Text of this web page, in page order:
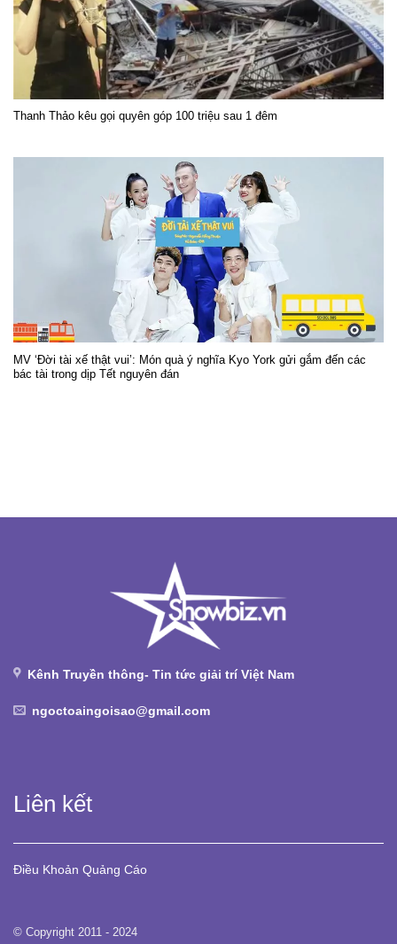
Thanh Thảo kêu gọi quyên góp 100 triệu sau 1 đêm
MV ‘Đời tài xế thật vui’: Món quà ý nghĩa Kyo York gửi gắm đến các
bác tài trong dịp Tết nguyên đán
Kênh Truyền thông- Tin tức giải trí Việt Nam
ngoctoaingoisao@gmail.com
Liên kết
Điều Khoản Quảng Cáo
© Copyright 2011 - 2024